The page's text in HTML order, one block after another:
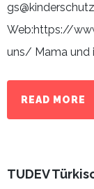
Web:https://
uns/ Mama und
READ MORE
TÜDEV